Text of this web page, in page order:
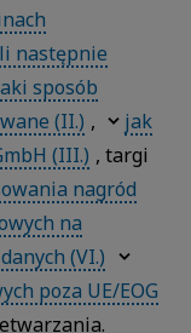
następnie
sposób
(II.) ,
jak
(III.) , targi
nagród
na
(VI.)
poza UE/EOG